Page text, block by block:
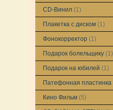
CD-Винил (1)
Плакетка с диском (1)
Фонокорректор (1)
Подарок болельщику (1)
Подарок на юбилей (1)
Патефонная пластинка
Кино Фильм (5)